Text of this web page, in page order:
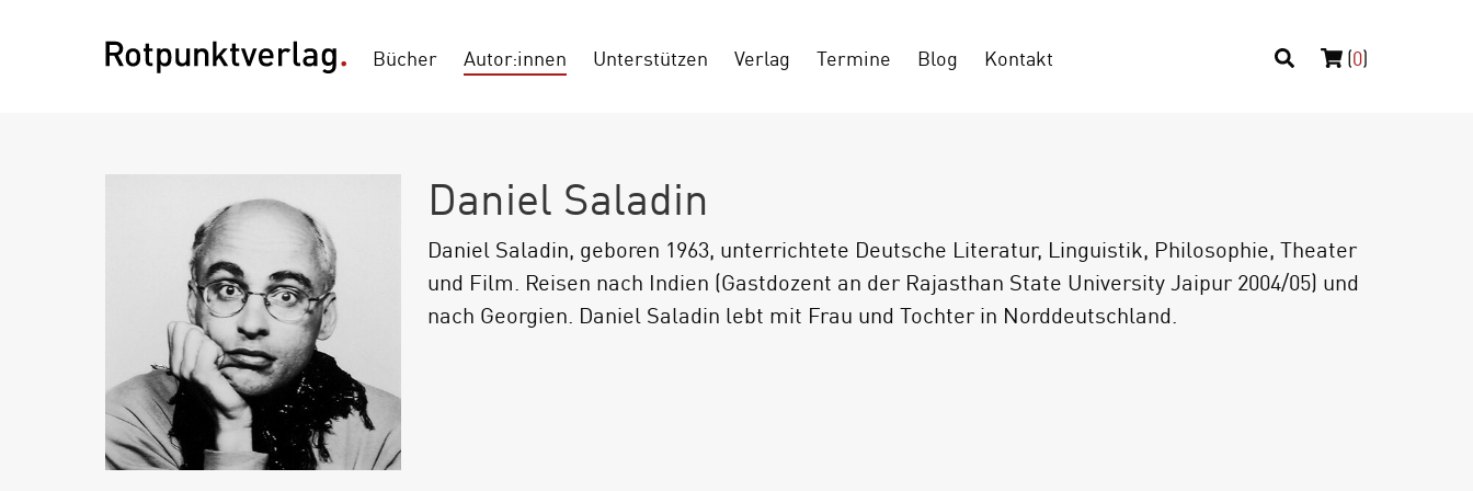
Bücher Autor:innen Unterstützen Verlag Termine Blog Kontakt (0)
Daniel Saladin
Daniel Saladin, geboren 1963, unterrichtete Deutsche Literatur, Linguistik, Philosophie, Theater
und Film. Reisen nach Indien (Gastdozent an der Rajasthan State University Jaipur 2004/05) und
nach Georgien. Daniel Saladin lebt mit Frau und Tochter in Norddeutschland.